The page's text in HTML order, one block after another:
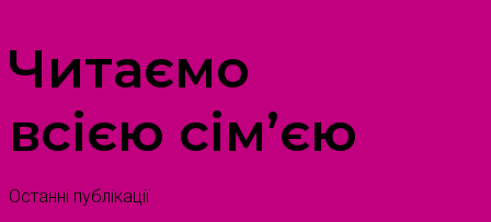
Читаємо
всією сім’єю
Останні публікації